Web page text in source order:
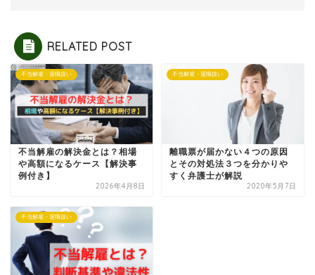
RELATED POST
不当解雇・退職扱い
不当解雇の解決金とは？相場
や高額になるケース【解決事
例付き】
2026年4月8日
不当解雇・退職扱い
離職票が届かない４つの原因
とその対処法３つを分かりや
すく弁護士が解説
2020年5月7日
不当解雇・退職扱い